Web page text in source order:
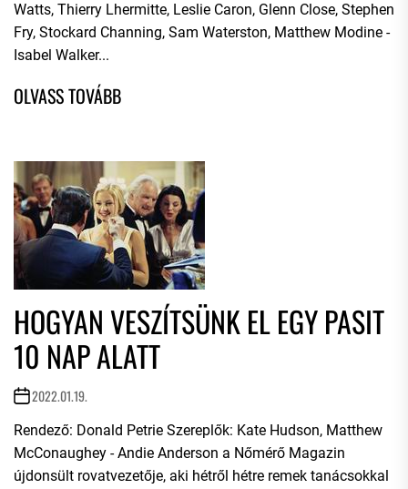
Watts, Thierry Lhermitte, Leslie Caron, Glenn Close, Stephen
Fry, Stockard Channing, Sam Waterston, Matthew Modine -
Isabel Walker...
HOGYAN VESZÍTSÜNK EL EGY PASIT
10 NAP ALATT
2022.01.19.
Rendező: Donald Petrie Szereplők: Kate Hudson, Matthew
McConaughey - Andie Anderson a Nőmérő Magazin
újdonsült rovatvezetője, aki hétről hétre remek tanácsokkal